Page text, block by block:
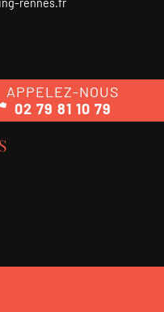
rennes.fr
APPELEZ-NOUS
02 79 81 10 79